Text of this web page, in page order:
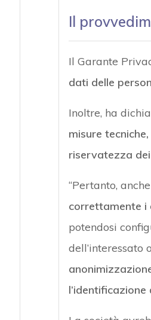
Il
Il Garante
dati delle
Inoltre, ha
misure
riservatezza
“Pertanto,
correttamente
potendosi
dell’interessato